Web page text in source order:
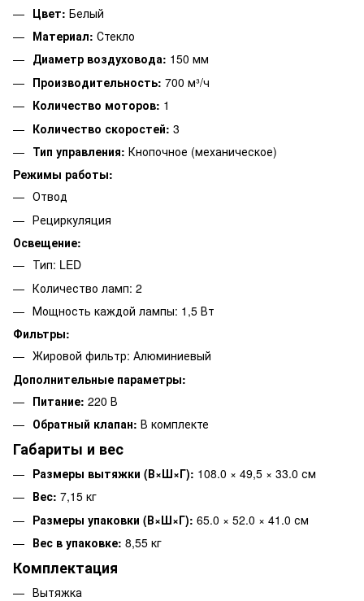
Цвет: Белый
Материал: Стекло
Диаметр воздуховода: 150 мм
Производительность: 700 м³/ч
Количество моторов: 1
Количество скоростей: 3
Тип управления: Кнопочное (механическое)
Режимы работы:
Отвод
Рециркуляция
Освещение:
Тип: LED
Количество ламп: 2
Мощность каждой лампы: 1,5 Вт
Фильтры:
Жировой фильтр: Алюминиевый
Дополнительные параметры:
Питание: 220 В
Обратный клапан: В комплекте
Габариты и вес
Размеры вытяжки (В×Ш×Г): 108.0 × 49,5 × 33.0 см
Вес: 7,15 кг
Размеры упаковки (В×Ш×Г): 65.0 × 52.0 × 41.0 см
Вес в упаковке: 8,55 кг
Комплектация
Вытяжка